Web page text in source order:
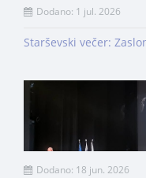
Dodano: 1 jul. 2026
Starševski večer:
Dodano: 18 jun. 2026